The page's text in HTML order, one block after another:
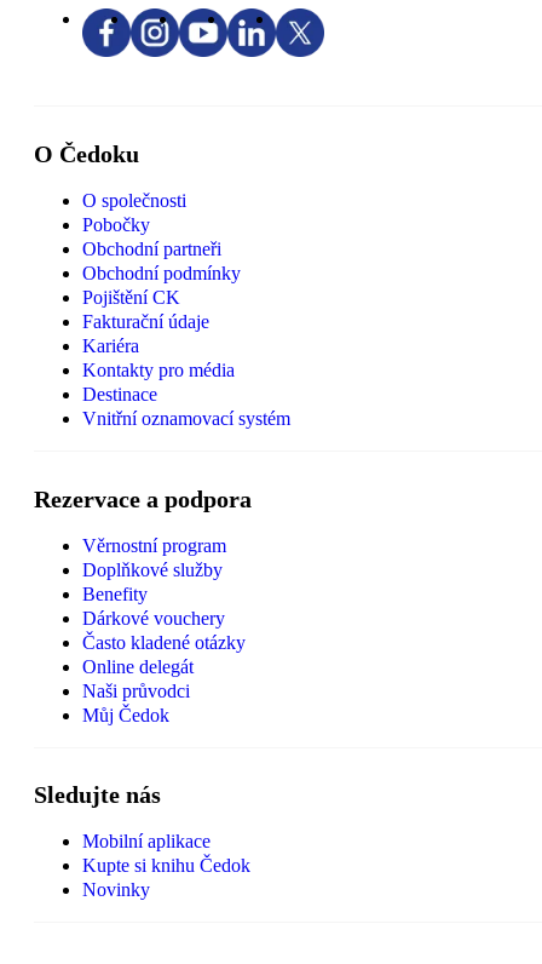
O Čedoku
O společnosti
Pobočky
Obchodní partneři
Obchodní podmínky
Pojištění CK
Fakturační údaje
Kariéra
Kontakty pro média
Destinace
Vnitřní oznamovací systém
Rezervace a podpora
Věrnostní program
Doplňkové služby
Benefity
Dárkové vouchery
Často kladené otázky
Online delegát
Naši průvodci
Můj Čedok
Sledujte nás
Mobilní aplikace
Kupte si knihu Čedok
Novinky